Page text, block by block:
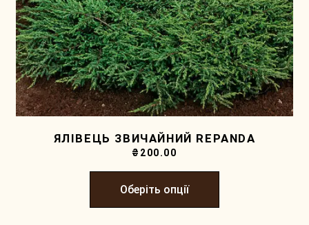
ЯЛІВЕЦЬ ЗВИЧАЙНИЙ REPANDA
₴ 200.00
Оберіть опції